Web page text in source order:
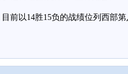
以14胜15负的战绩位列西部第